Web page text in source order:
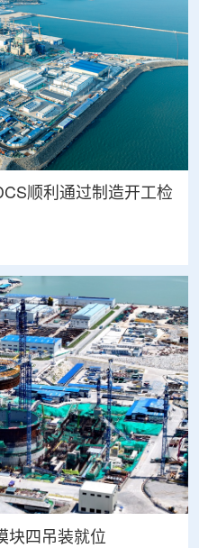
顺利通过制造开工检
块四吊装就位